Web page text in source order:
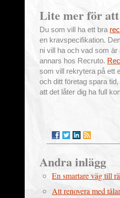
Lite mer för
Du som vill ha ett bra
en kravspecifikation.
ni vill ha och vad som
annars hos Recruto.
som vill rekrytera på ett
och ditt företag spara
att det låter dig ha full
Andra inlägg
En smartare väg till
Att renovera med